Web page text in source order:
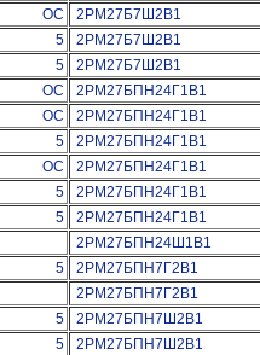
ОС
2РМ27Б7Ш2В1
5
2РМ27Б7Ш2В1
5
2РМ27Б7Ш2В1
ОС
2РМ27БПН24Г1В1
ОС
2РМ27БПН24Г1В1
5
2РМ27БПН24Г1В1
ОС
2РМ27БПН24Г1В1
5
2РМ27БПН24Г1В1
5
2РМ27БПН24Г1В1
2РМ27БПН24Ш1В1
5
2РМ27БПН7Г2В1
2РМ27БПН7Г2В1
5
2РМ27БПН7Ш2В1
5
2РМ27БПН7Ш2В1